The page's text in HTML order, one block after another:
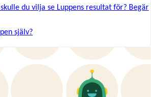
du vilja se Luppens resultat för? Begär
själv?